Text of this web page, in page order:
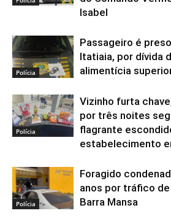
Isabel
Polícia
Passageiro é
Itatiaia, por dívida
alimentícia
Polícia
Vizinho furta
por três noites
flagrante
estabelecimento
Polícia
Foragido
anos por tráfico
Barra Mansa